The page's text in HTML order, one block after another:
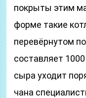
покрыты этим
форме такие
перевёрнутом
составляет
сыра уходит
чана